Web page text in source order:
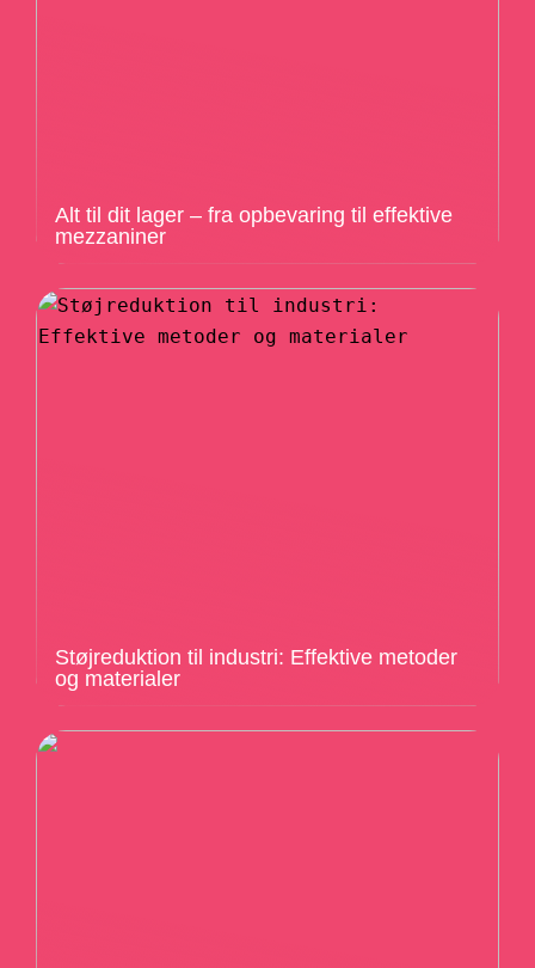
Alt til dit lager – fra opbevaring til effektive
mezzaniner
Støjreduktion til industri: Effektive metoder
og materialer